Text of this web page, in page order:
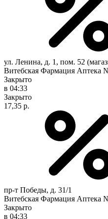
ул. Ленина, д. 1, пом. 52
Витебская Фармация Аптека
Закрыто
в 04:33
Закрыто
17,35 р.
пр-т Победы, д. 31/1
Витебская Фармация Аптека
Закрыто
в 04:33